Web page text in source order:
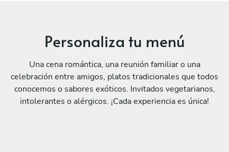
Personaliza tu menú
Una cena romántica, una reunión familiar o una
celebración entre amigos, platos tradicionales que todos
conocemos o sabores exóticos. Invitados vegetarianos,
intolerantes o alérgicos. ¡Cada experiencia es única!